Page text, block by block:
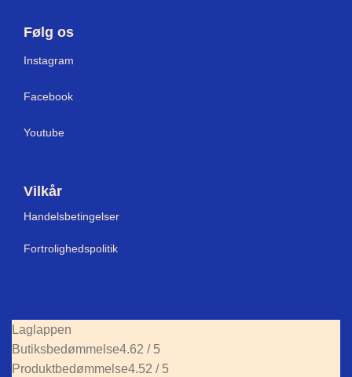
Følg os
Instagram
Facebook
Youtube
Vilkår
Handelsbetingelser
Fortrolighedspolitik
Laglappen
Butiksbedømmelse4.62 / 5
Produktbedømmelse4.52 / 5